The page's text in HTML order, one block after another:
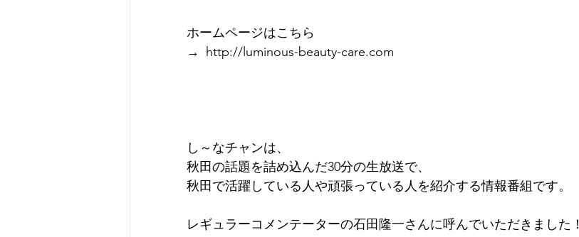
ホームページはこちら
→ http://luminous-beauty-care.com
し～なチャンは、
秋田の話題を詰め込んだ30分の生放送で、
秋田で活躍している人や頑張っている人を紹介する情報番組です。
レギュラーコメンテーターの石田隆一さんに呼んでいただきました！